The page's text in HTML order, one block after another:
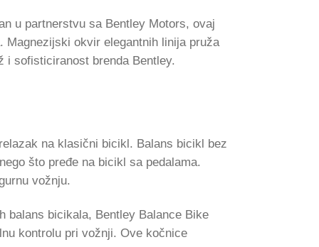
u partnerstvu sa Bentley Motors, ovaj
okvir elegantnih linija pruža
i sofisticiranost brenda Bentley.
na klasični bicikl. Balans bicikl bez
što pređe na bicikl sa pedalama.
vožnju.
balans bicikala, Bentley Balance Bike
kontrolu pri vožnji. Ove kočnice